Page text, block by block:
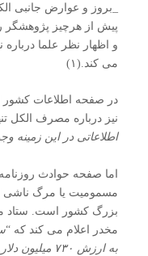
_بروز و عوارض جانبی
پیش از هرچیز پژوهشگر
و اظهار نظر علما
می کند.(۱)
در صفحه اطلاعات کشور
نیز درباره مصرف الکل
اطلاعاتی در این زمینه
اما صفحه حوادث
مسمومیت یا مرگ ناشی
بزرگ کشور است. ستاد
مخدر اعلام می کند که “
به ارزش ۷۳۰ میلیون دلار وارد ایران می‌شود